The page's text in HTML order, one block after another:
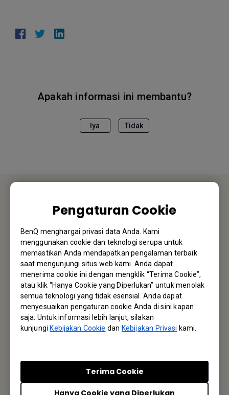
Pengaturan Cookie
BenQ menghargai privasi data Anda. Kami
menggunakan cookie dan teknologi serupa untuk
memastikan Anda mendapatkan pengalaman terbaik
saat mengunjungi situs web kami. Anda dapat
menerima cookie ini dengan mengklik “Terima Cookie”,
atau klik “Hanya Cookie yang Diperlukan” untuk menolak
semua teknologi yang tidak esensial. Anda dapat
menyesuaikan pengaturan cookie Anda di sini kapan
saja. Untuk informasi lebih lanjut, silakan
kunjungiKebijakan Cookie danKebijakan Privasi kami.
Hanya Cookie yang Diperlukan
Terima Cookie
Apakah informasi ini membantu?
Iya Tidak
HUBUNGI KAMI
Kami akan senang mendengar dari Anda.
Email Kami
Langganan Newsletter
Jadi yang pertama mengetahui info terbaru kami
Langganan